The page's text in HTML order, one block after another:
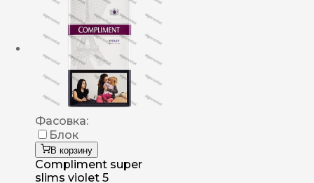
Фасовка:
Блок
В корзину
Compliment super
slims violet 5